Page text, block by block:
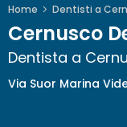
Home Dentisti a
Cernusco
Dentista a
Via Suor Marina